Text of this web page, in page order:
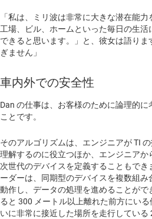
「私は、ミリ波は非常に大きな潜在能力
工場、ビル、ホームといった毎日の生
できると思います。」と、彼女は語り
ぎません」
車内外での安全性
Dan の仕事は、お客様のために論理的
ことです。
そのアルゴリズムは、エンジニアが TI
理解するのに役立つほか、エンジニア
次世代のデバイスを定義することもでき
ーダーは、同期型のデバイスを複数組
動作し、データの処理を進めることが
ると 300 メートル以上離れた前方にい
いに非常に接近した場所を走行してい